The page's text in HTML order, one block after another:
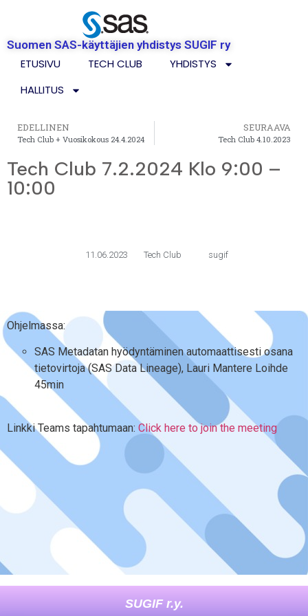
Suomen SAS-käyttäjien yhdistys SUGIF ry
ETUSIVU TECH CLUB
YHDISTYS
HALLITUS
EDELLINEN
Tech Club + Vuosikokous 24.4.2024
SEURAAVA
Tech Club 4.10.2023
Tech Club 7.2.2024 Klo 9:00 –
10:00
11.06.2023 Tech Club sugif
Ohjelmassa:
SAS Metadatan hyödyntäminen automaattisesti osana
tietovirtoja (SAS Data Lineage), Lauri Mantere Loihde
45min
Linkki Teams tapahtumaan: Click here to join the meeting
SUGIF r.y.